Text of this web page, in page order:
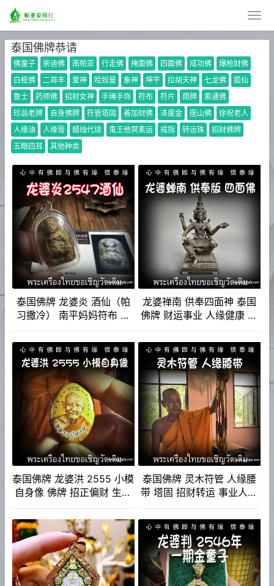
泰国佛牌恭请
佛童子 崇迪佛 南帕亚 行走佛 掩面佛 四面佛 成功佛
爆枪财佛
白榄佛
二哥丰 爱神 哈奴曼 象神 坤平 拉胡天神 七龙佛
狐仙
鲁士
药师佛 招财女神 手绳手饰 符布 符片 荫牌
索通佛
珍品老牌
自身佛牌 符管塔固 善加财佛 泽度金 座山佛
徐祝老人
人缘油
人缘膏 蜡烛代烧 鬼王他冥素运 戒指 转运珠
招财佛牌
五眼四耳
其他种类
泰国佛牌 龙婆炎 酒仙（帕
习撒冷） 南平妈妈符布 成
事业生意 转运旺运
龙婆禅南 供奉四面神 泰国
佛牌 财运事业 人缘健康 感
泰国佛牌 龙婆洪 2555 小模
自身像 佛牌 招正偏财 生意
人相助
泰国佛牌 灵木符管 人缘腰
带 塔固 招财转运 事业人缘